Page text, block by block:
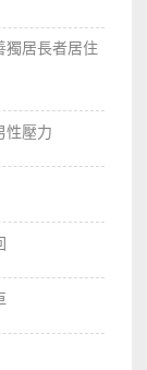
居長者居住
性壓力